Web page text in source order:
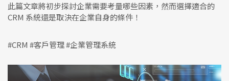
此篇文章將初步探討企業需要考量哪些因素，然而選擇適合的
CRM 系統還是取決在企業自身的條件！
#CRM #客戶管理 #企業管理系統